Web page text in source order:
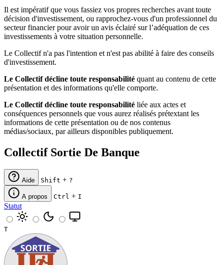
Il est impératif que vous fassiez vos propres recherches avant toute
décision d'investissement, ou rapprochez-vous d'un professionnel du
secteur financier pour avoir un avis éclairé sur l’adéquation de ces
investissements à votre situation personnelle.
Le Collectif n'a pas l'intention et n'est pas abilité à faire des conseils
d'investissement.
Le Collectif décline toute responsabilité quant au contenu de cette
présentation et des informations qu'elle comporte.
Le Collectif décline toute responsabilité liée aux actes et
conséquences personnels que vous aurez réalisés prétextant les
informations de cette présentation ou de nos contenus
médias/sociaux, par ailleurs disponibles publiquement.
Collectif Sortie De Banque
Aide Shift + ?
A propos Ctrl + I
Statut
T